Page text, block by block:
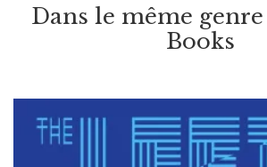
Dans le même
Books